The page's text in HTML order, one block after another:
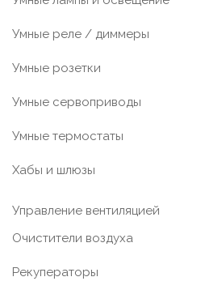
Умные реле / диммеры
Умные розетки
Умные сервоприводы
Умные термостаты
Хабы и шлюзы
Управление вентиляцией
Очистители воздуха
Рекуператоры